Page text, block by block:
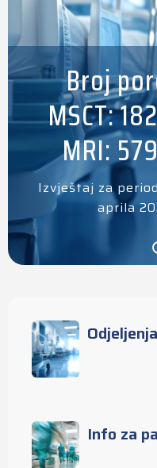
Broj
MSCT:
MRI:
Izvještaj za
aprila
Odjeljenja
Info za